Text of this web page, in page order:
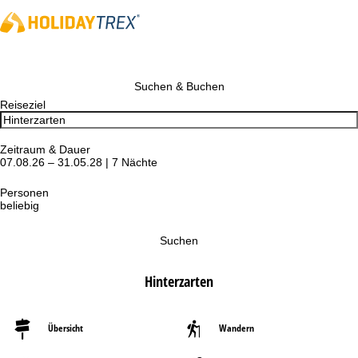
Suchen & Buchen
Reiseziel
Zeitraum & Dauer
07.08.26 – 31.05.28 | 7 Nächte
Personen
beliebig
Suchen
Hinterzarten
Übersicht Wandern